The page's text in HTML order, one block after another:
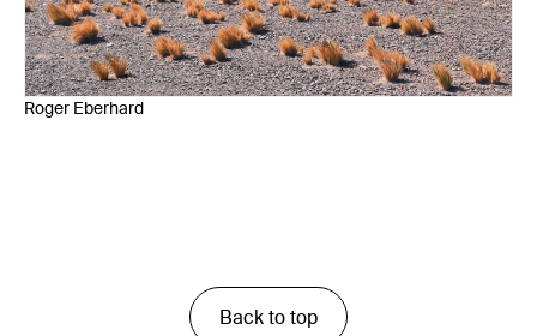
Roger Eberhard
Back to top